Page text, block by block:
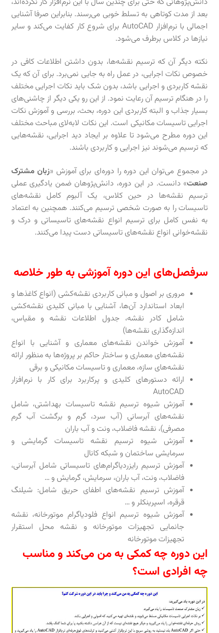
بعد از مدت کوتاهی به تسلط خوبی می‌رسند. بنابراین صرفا آشنایی
اجمالی با نرم‌افزار AutoCAD برای شروع کار کفایت می‌کند و سایر
نیازها در کلاس برطرف می‌شود.
نکته دیگر آن که ترسیم نقشه‌ها، بدون داشتن اطلاعات کافی در
خصوص نکات اجرایی، در عمل راه به جایی نمی‌برد. برای آن که یک
نقشه کاربردی و اجرایی باشد، بدون شک باید نکات اجرایی مختلف
را در هنگام ترسیم آن رعایت نمود. از این رو یکی دیگر از چاشنی‌های
بسیار جذاب و البته کاربردی این دوره، بحث، بررسی و آموزش نکات
اجرایی تاسیسات مکانیکی است. این نکات لابه‌لای مباحث مختلف
این دوره مطرح می‌شود تا علاوه بر ایجاد دید اجرایی، نقشه‌هایی
که ترسیم می‌شوند نیز اجرایی و کاربردی باشند.
در مجموع می‌توان این دوره را دوره‌ای برای آموزش «زبان مشترک
صنعت» دانست. در این دوره، دانش‌پژوهان ضمن یادگیری عملی
ترسیم نقشه‌ها در حین کلاس، یک آلبوم کامل نقشه‌های
تاسیسات را به صورت شخصی ترسیم می‌کنند. همچنین به اعتماد
به نفس کامل برای ترسیم انواع نقشه‌های تاسیساتی و درک و
نقشه‌خوانی انواع نقشه‌های تاسیساتی دست پیدا می‌کنند.
سرفصل‌های این دوره آموزشی به طور خلاصه
مروری بر اصول و مبانی کاربردی نقشه‌کشی (انواع کاغذها و
ابعاد استاندارد آن‌ها، آشنایی با مبانی کلیدی نقشه‌کشی
شامل کادر نقشه، جدول اطلاعات نقشه و مقیاس،
اندازه‌گذاری نقشه‌ها)
آموزش خواندن نقشه‌های معماری و آشنایی با انواع
نقشه‌های معماری و ساختار حاکم بر پروژه‌ها به منظور ارائه
نقشه‌های سازه، معماری و تاسیسات مکانیکی و برقی
ارائه دستورهای کلیدی و پرکاربرد برای کار با نرم‌افزار
AutoCAD
آموزش شیوه ترسیم نقشه تاسیسات بهداشتی، شامل
نقشه‌های آبرسانی (آب سرد، گرم و برگشت آب گرم
مصرفی)، نقشه فاضلاب، ونت و آب باران
آموزش شیوه ترسیم نقشه تاسیسات گرمایشی و
سرمایشی ساختمان و شبکه کانال
آموزش ترسیم رایزردیاگرام‌های تاسیساتی شامل آبرسانی،
فاضلاب، ونت، آب باران، سرمایش، گرمایش و …
آموزش ترسیم نقشه‌های اطفای حریق شامل: شیلنگ
قرقره، اسپرینکلر و …
آموزش شیوه ترسیم انواع فلودیاگرام موتورخانه، نقشه
جانمایی تجهیزات موتورخانه و نقشه محل استقرار
تجهیزات موتورخانه
این دوره چه کمکی به من می‌کند و مناسب
چه افرادی است؟